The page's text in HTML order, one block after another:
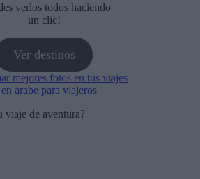
verlos todos haciendo
un clic!
Ver destinos
mejores fotos en tus viajes
árabe para viajeros
viaje de aventura?